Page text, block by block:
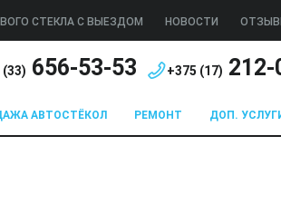
СТЕКЛА С ВЫЕЗДОМ НОВОСТИ
(33) 656-53-53 +375 (17) 212-
АВТОСТЁКОЛ РЕМОНТ ДОП.